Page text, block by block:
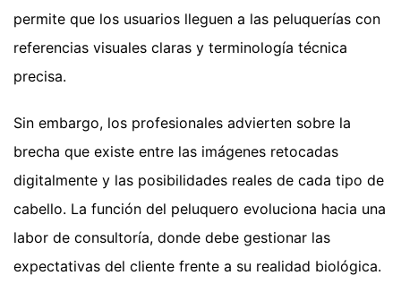
permite que los usuarios lleguen a las peluquerías con
referencias visuales claras y terminología técnica
precisa.
Sin embargo, los profesionales advierten sobre la
brecha que existe entre las imágenes retocadas
digitalmente y las posibilidades reales de cada tipo de
cabello. La función del peluquero evoluciona hacia una
labor de consultoría, donde debe gestionar las
expectativas del cliente frente a su realidad biológica.